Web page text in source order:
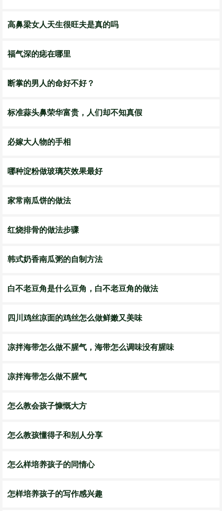
高鼻梁女人天生很旺夫是真的吗
福气深的痣在哪里
断掌的男人的命好不好？
标准蒜头鼻荣华富贵，人们却不知真假
必嫁大人物的手相
哪种淀粉做玻璃芡效果最好
家常南瓜饼的做法
红烧排骨的做法步骤
韩式奶香南瓜粥的自制方法
白不老豆角是什么豆角，白不老豆角的做法
四川鸡丝凉面的鸡丝怎么做鲜嫩又美味
凉拌海带怎么做不腥气，海带怎么调味没有腥味
凉拌海带怎么做不腥气
怎么教会孩子慷慨大方
怎么教孩懂得子和别人分享
怎么样培养孩子的同情心
怎样培养孩子的写作感兴趣